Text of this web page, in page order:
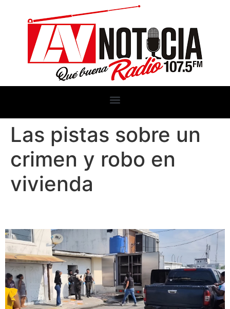
Las pistas sobre un
crimen y robo en
vivienda